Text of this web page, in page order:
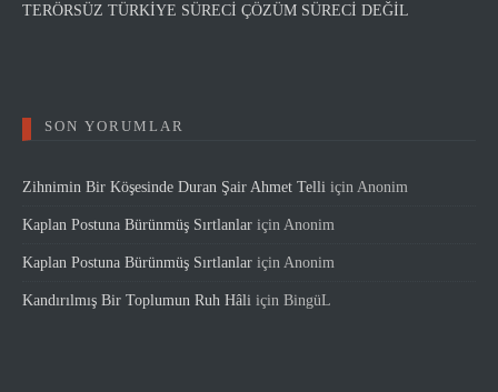
TERÖRSÜZ TÜRKİYE SÜRECİ ÇÖZÜM SÜRECİ DEĞİL
SON YORUMLAR
Zihnimin Bir Köşesinde Duran Şair Ahmet Telli içinAnonim
Kaplan Postuna Bürünmüş Sırtlanlar içinAnonim
Kaplan Postuna Bürünmüş Sırtlanlar içinAnonim
Kandırılmış Bir Toplumun Ruh Hâli için BingüL